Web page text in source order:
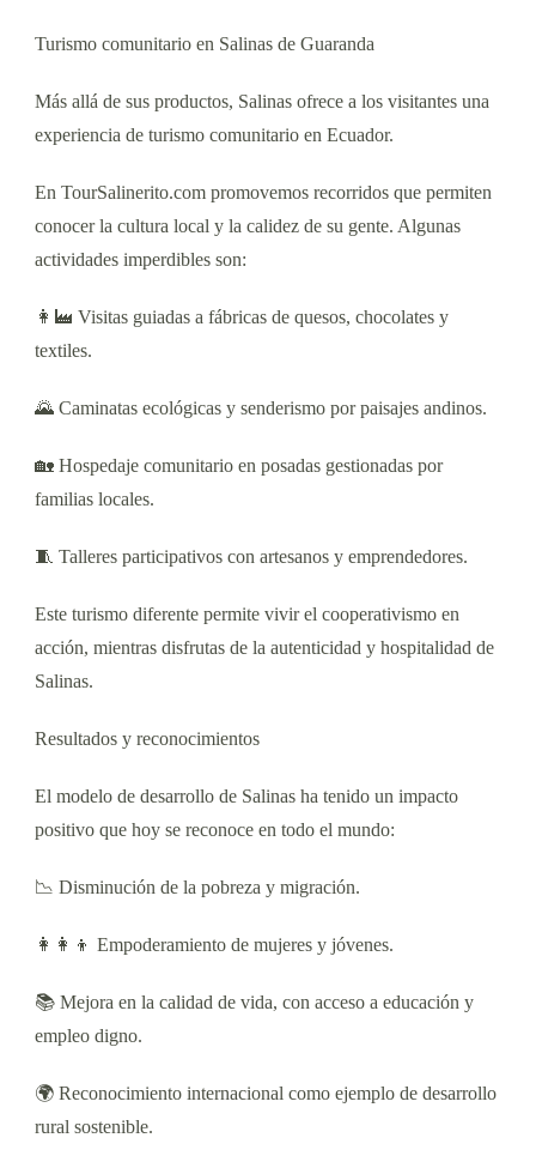
Turismo comunitario en Salinas de Guaranda
Más allá de sus productos, Salinas ofrece a los visitantes una
experiencia de turismo comunitario en Ecuador.
En TourSalinerito.com promovemos recorridos que permiten
conocer la cultura local y la calidez de su gente. Algunas
actividades imperdibles son:
👩‍🏭 Visitas guiadas a fábricas de quesos, chocolates y
textiles.
🌄 Caminatas ecológicas y senderismo por paisajes andinos.
🏡 Hospedaje comunitario en posadas gestionadas por
familias locales.
🧵 Talleres participativos con artesanos y emprendedores.
Este turismo diferente permite vivir el cooperativismo en
acción, mientras disfrutas de la autenticidad y hospitalidad de
Salinas.
Resultados y reconocimientos
El modelo de desarrollo de Salinas ha tenido un impacto
positivo que hoy se reconoce en todo el mundo:
📉 Disminución de la pobreza y migración.
👩‍👩‍👦 Empoderamiento de mujeres y jóvenes.
📚 Mejora en la calidad de vida, con acceso a educación y
empleo digno.
🌍 Reconocimiento internacional como ejemplo de desarrollo
rural sostenible.